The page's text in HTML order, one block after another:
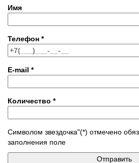
Имя
Телефон *
E-mail *
Количество *
Символом звездочка"(*) отмечено
заполнения поле